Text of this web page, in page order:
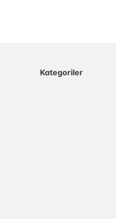
Kategoriler